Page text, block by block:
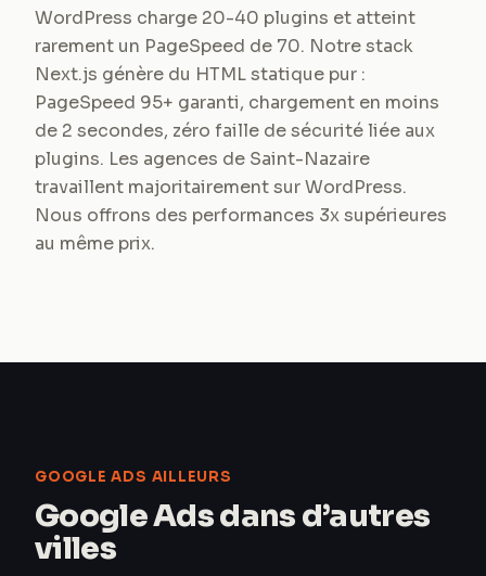
WordPress charge 20-40 plugins et atteint
rarement un PageSpeed de 70. Notre stack
Next.js génère du HTML statique pur :
PageSpeed 95+ garanti, chargement en moins
de 2 secondes, zéro faille de sécurité liée aux
plugins. Les agences de Saint-Nazaire
travaillent majoritairement sur WordPress.
Nous offrons des performances 3x supérieures
au même prix.
GOOGLE ADS AILLEURS
Google Ads dans d’autres
villes